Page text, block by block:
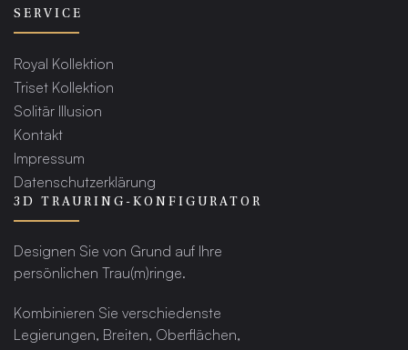
SERVICE
Royal Kollektion
Triset Kollektion
Solitär Illusion
Kontakt
Impressum
Datenschutzerklärung
3D TRAURING-KONFIGURATOR
Designen Sie von Grund auf Ihre
persönlichen Trau(m)ringe.
Kombinieren Sie verschiedenste
Legierungen, Breiten, Oberflächen,